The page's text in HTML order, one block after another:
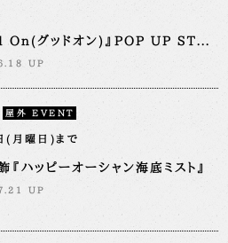
On(グッドオン)』POP UP ST...
UP
屋外 EVENT
(月曜日)まで
『ハッピーオーシャン海底ミスト』
UP